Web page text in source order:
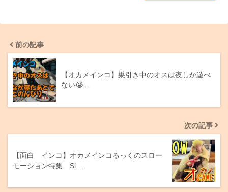
前の記事
【オカメインコ】巣引き中のオスは夜しか遊べ
ない😭…
次の記事
【面白 インコ】オカメインコるっくのスロー
モーション特集 Sl…